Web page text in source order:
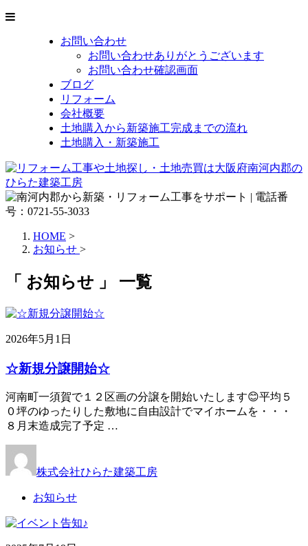
お問い合わせ
お問い合わせありがとうございます
お問い合わせ確認画面
ブログ
リフォーム
会社概要
土地購入から新築施工完成までの流れ
土地購入・新築施工
HOME >
お知らせ >
「 お知らせ 」 一覧
2026年5月1日
☆新規分譲開始☆
河南町一須賀で１２区画の分譲を開始いたします😊平均５
０坪のゆったりした敷地に自由設計でマイホームを・・・
８月末造成完了予定 …
株式会社ひらた建築工房
お知らせ